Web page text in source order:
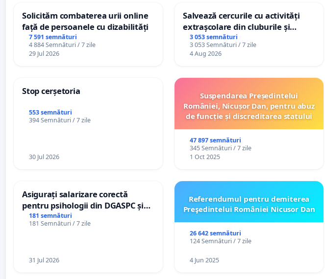
Solicităm combaterea urii online
față de persoanele cu dizabilități
7 591 semnături
4 884 Semnături / 7 zile
29 Jul 2026
Salvează cercurile cu activități
extrașcolare din cluburile și
palatele copiilor
3 053 semnături
3 053 Semnături / 7 zile
4 Aug 2026
Stop cerșetoria
553 semnături
394 Semnături / 7 zile
30 Jul 2026
Suspendarea Președintelui
României, Nicușor Dan, pentru abuz
de funcție și discreditarea statului
47 897 semnături
345 Semnături / 7 zile
1 Oct 2025
Asigurați salarizare corectă
pentru psihologii din DGASPC și
spitale
181 semnături
181 Semnături / 7 zile
31 Jul 2026
Referendumul pentru demiterea
Preşedintelui României Nicusor Dan
26 642 semnături
124 Semnături / 7 zile
4 Jun 2025